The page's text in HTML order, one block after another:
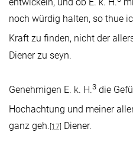
noch würdig halten, so thue
Kraft zu finden, nicht der
Diener zu seyn.
Genehmigen E. k. H.3 die
Hochachtung und meiner
ganz geh. [17] Diener.